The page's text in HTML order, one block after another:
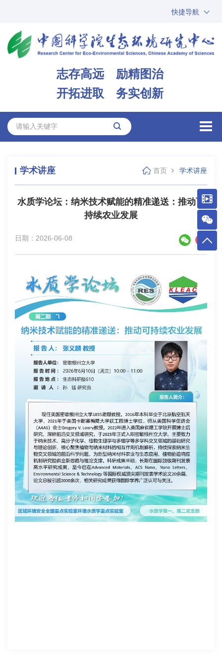
快捷导航
ARP
邮箱
志存高远 励精图治
开拓进取 务实创新
学术讲座 首页 学术讲座
水质学论坛：纳米技术赋能的精准递送：推动可
持续农业发展
日期：2026-06-08